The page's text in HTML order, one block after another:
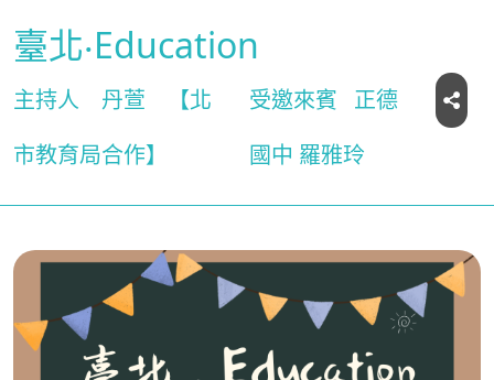
臺北‧Education
主持人 丹萱
【北
市教育局合作】
受邀來賓
正德
國中 羅雅玲